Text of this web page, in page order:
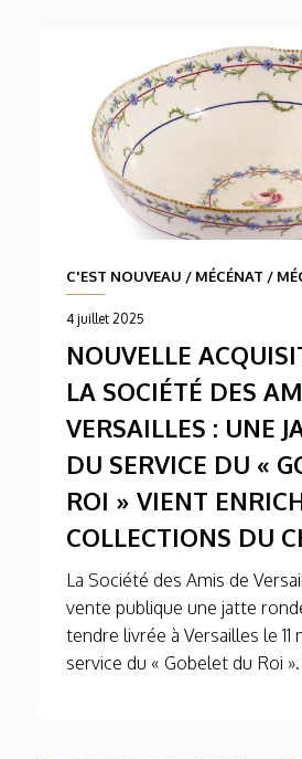
C'EST NOUVEAU / MÉCÉNAT /
4 juillet 2025
NOUVELLE
LA SOCIÉTÉ DES
VERSAILLES : UNE
DU SERVICE DU «
ROI » VIENT
COLLECTIONS DU
La Société des Amis de
vente publique une jatte
tendre livrée à Versailles le 11
service du « Gobelet du Roi